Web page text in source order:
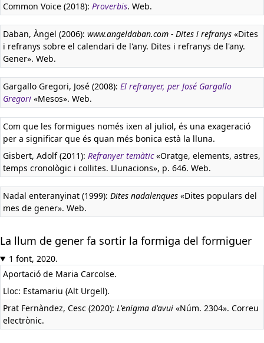
Common Voice (2018): Proverbis. Web.
Daban, Àngel (2006): www.angeldaban.com - Dites i refranys «Dites
i refranys sobre el calendari de l'any. Dites i refranys de l'any.
Gener». Web.
Gargallo Gregori, José (2008): El refranyer, per José Gargallo
Gregori «Mesos». Web.
Com que les formigues només ixen al juliol, és una exageració
per a significar que és quan més bonica està la lluna.
Gisbert, Adolf (2011): Refranyer temàtic«Oratge, elements, astres,
temps cronològic i collites. Llunacions», p. 646. Web.
Nadal enteranyinat (1999): Dites nadalenques «Dites populars del
mes de gener». Web.
La llum de gener fa sortir la formiga del formiguer
1 font, 2020.
Aportació de Maria Carcolse.
Lloc: Estamariu (Alt Urgell).
Prat Fernàndez, Cesc (2020): L'enigma d'avui «Núm. 2304». Correu
electrònic.